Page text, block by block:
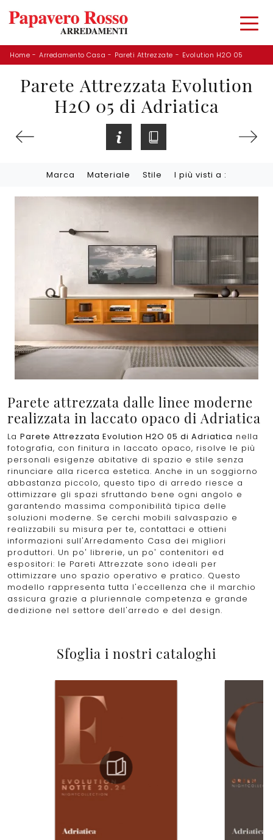
Home - Arredamento Casa - Pareti Attrezzate - Evolution H2O 05
Parete Attrezzata Evolution
H2O 05 di Adriatica
Marca Materiale Stile I più visti a :
Parete attrezzata dalle linee moderne
realizzata in laccato opaco di Adriatica
La Parete Attrezzata Evolution H2O 05 di Adriatica nella
fotografia, con finitura in laccato opaco, risolve le più
personali esigenze abitative di spazio e stile senza
rinunciare alla ricerca estetica. Anche in un soggiorno
abbastanza piccolo, questo tipo di arredo riesce a
ottimizzare gli spazi sfruttando bene ogni angolo e
garantendo massima componibilità tipica delle
soluzioni moderne. Se cerchi mobili salvaspazio e
realizzabili su misura per te, contattaci e ottieni
informazioni sull'Arredamento Casa dei migliori
produttori. Un po’ librerie, un po’ contenitori ed
espositori: le Pareti Attrezzate sono ideali per
ottimizzare uno spazio operativo e pratico. Questo
modello rappresenta tutta l'eccellenza che il marchio
assicura grazie a pluriennale competenza e grande
dedizione nel settore dell'arredo e del design.
Sfoglia i nostri cataloghi